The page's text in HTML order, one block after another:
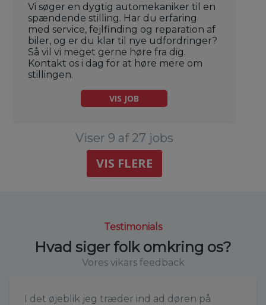
Vi søger en dygtig automekaniker til en
spændende stilling. Har du erfaring
med service, fejlfinding og reparation af
biler, og er du klar til nye udfordringer?
Så vil vi meget gerne høre fra dig.
Kontakt os i dag for at høre mere om
stillingen.
VIS JOB
Viser 9 af 27 jobs
VIS FLERE
Testimonials
Hvad siger folk omkring os?
Vores vikars feedback
I det øjeblik jeg træder ind ad døren på